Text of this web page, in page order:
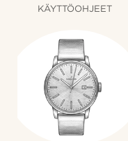
KÄYTTÖOHJEET